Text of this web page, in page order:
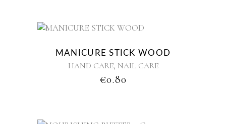
MANICURE STICK WOOD
HAND CARE, NAIL CARE
€0.80